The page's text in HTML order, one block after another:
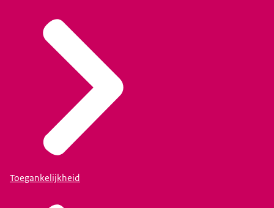
Toegankelijkheid